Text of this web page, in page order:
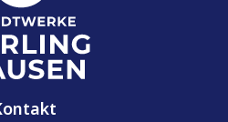
für soziale Medien anbieten
auf unsere Website zu
wir Informationen zu Ihrer
an unsere Partner für
Analysen weiter. Unsere